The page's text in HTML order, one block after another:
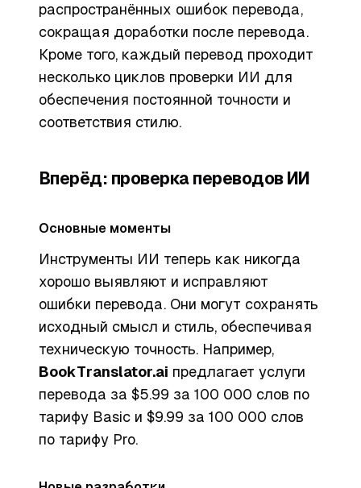
распространённых ошибок перевода,
сокращая доработки после перевода.
Кроме того, каждый перевод проходит
несколько циклов проверки ИИ для
обеспечения постоянной точности и
соответствия стилю.
Вперёд: проверка переводов ИИ
Основные моменты
Инструменты ИИ теперь как никогда
хорошо выявляют и исправляют
ошибки перевода. Они могут сохранять
исходный смысл и стиль, обеспечивая
техническую точность. Например,
BookTranslator.ai предлагает услуги
перевода за $5.99 за 100 000 слов по
тарифу Basic и $9.99 за 100 000 слов
по тарифу Pro.